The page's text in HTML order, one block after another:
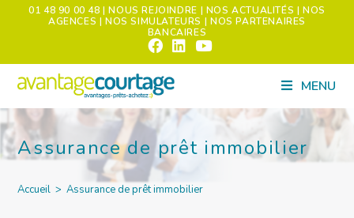
01 48 90 00 48 | NOUS REJOINDRE | NOS ACTUALITÉS | NOS
AGENCES | NOS SIMULATEURS | NOS PARTENAIRES
BANCAIRES
MENU
Assurance de prêt immobilier
Accueil > Assurance de prêt immobilier